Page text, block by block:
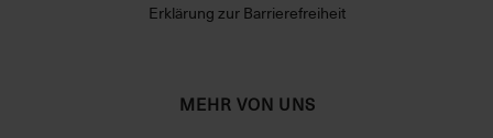
Erklärung zur Barrierefreiheit
MEHR VON UNS